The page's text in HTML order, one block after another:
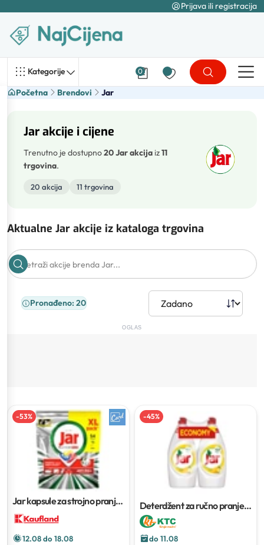
Prijava ili registracija
Kategorije 0
Početna Brendovi Jar
Jar akcije i cijene
Trenutno je dostupno20 Jar akcija iz11
trgovina.
20 akcija 11 trgovina
Aktualne Jar akcije iz kataloga trgovina
Pronađeno: 20
OGLAS
-53%
Jar kapsule za strojno pranje
kapsule
12.08 do 18.08
-45%
Deterdžent za ručno pranje
posuđa Jar
do 11.08